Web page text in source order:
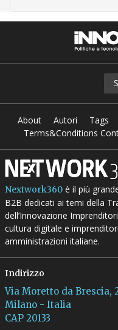
About Autori Tags
Terms&Conditions
Nextwork360è il più
B2B dedicati ai temi della
dell’Innovazione
cultura digitale e
amministrazioni italiane.
Indirizzo
Via Moretto da Brescia,
Milano - Italia
CAP 20133